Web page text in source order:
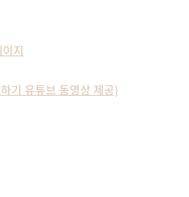
지
기 유튜브 동영상 제공)